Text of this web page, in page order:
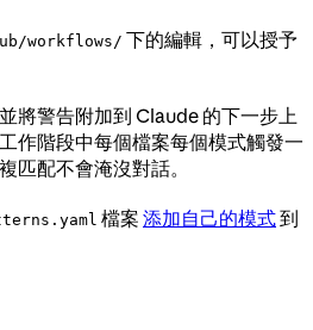
workflows/ 下的編輯，可以授予
將警告附加到 Claude 的下一步上
作階段中每個檔案每個模式觸發一
匹配不會淹沒對話。
檔案 添加自己的模式到